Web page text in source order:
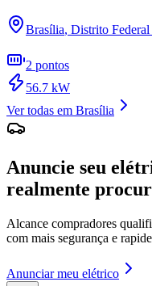
Brasília, Distrito
2 pontos
56.7 kW
Ver todas em Brasília
Anuncie seu
realmente
Alcance compradores
com mais segurança e
Anunciar meu elétrico